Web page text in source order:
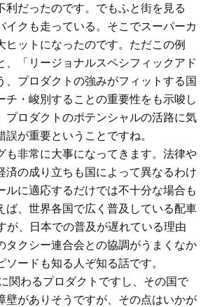
利だったのです。でもふと街を見る
イクも走っている。そこでスーパーカ
ヒットになったのです。ただこの例
、「リージョナルスペシフィックアド
、プロダクトの強みがフィットする国
チ・峻別することの重要性をも示唆し
プロダクトのポテンシャルの活路に気
が重要ということですね。
も非常に大事になってきます。法律や
済の成り立ちも国によって異なるわけ
ルに適応するだけでは不十分な場合も
ば、世界各国で広く普及している配車
が、日本での普及が遅れている理由
タクシー連合会との協調がうまくなか
ソードも知る人ぞ知る話です。
関わるプロダクトですし、その国で
壁がありそうですが、その点はいかが